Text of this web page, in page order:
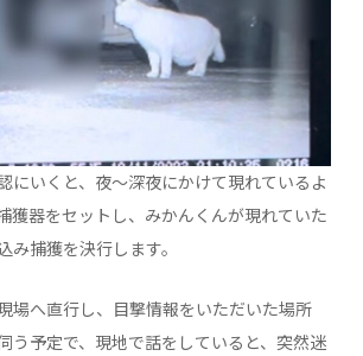
にいくと、夜～深夜にかけて現れているよ
獲器をセットし、みかんくんが現れていた
み捕獲を決行します。
場へ直行し、目撃情報をいただいた場所
う予定で、現地で話をしていると、突然迷